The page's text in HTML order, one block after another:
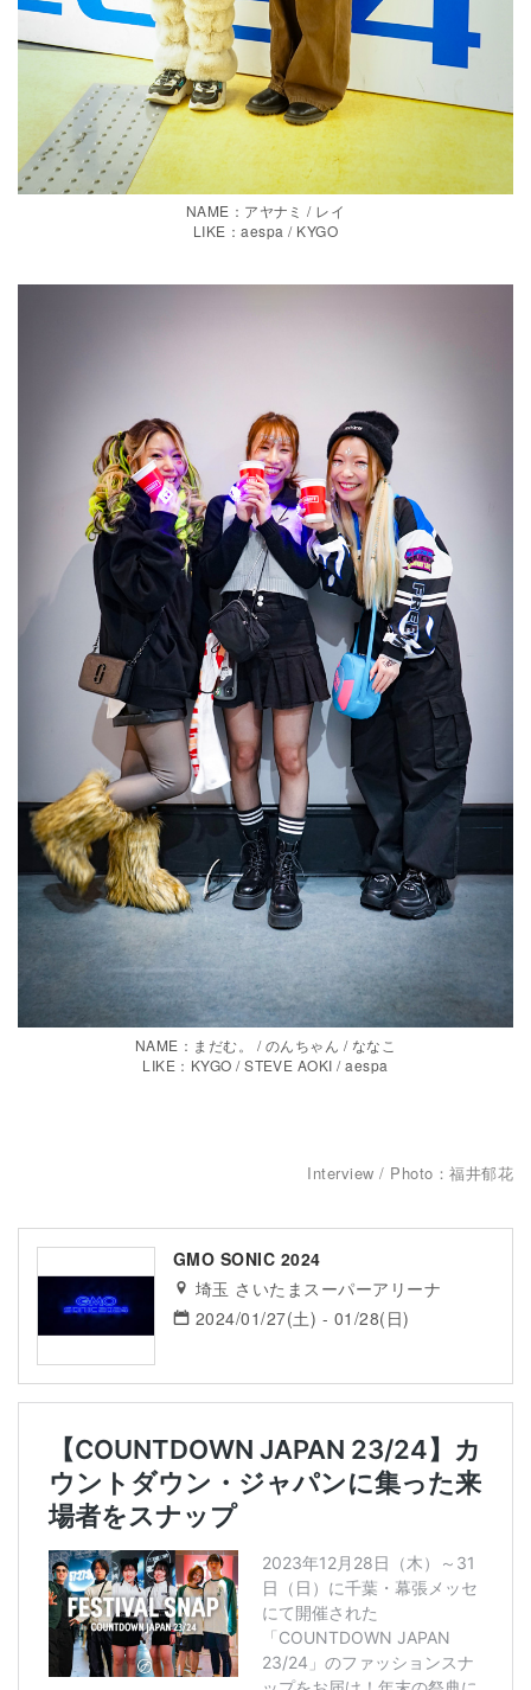
NAME：アヤナミ / レイ
LIKE：aespa / KYGO
NAME：まだむ。 / のんちゃん / ななこ
LIKE：KYGO / STEVE AOKI / aespa
Interview / Photo：福井郁花
GMO SONIC 2024
埼玉 さいたまスーパーアリーナ
2024/01/27(土) - 01/28(日)